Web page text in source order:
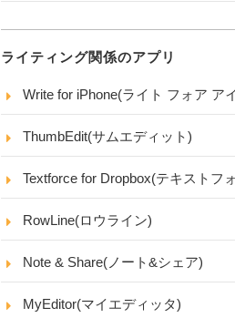
ライティング関係のアプリ
Write for iPhone(ライト フォア ア
ThumbEdit(サムエディット)
Textforce for Dropbox(テキストフ
RowLine(ロウライン)
Note & Share(ノート&シェア)
MyEditor(マイエディッタ)